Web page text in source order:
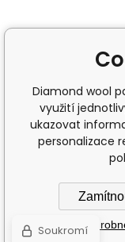
Diamond wool
využití
ukazovat
personalizace
Soukromí